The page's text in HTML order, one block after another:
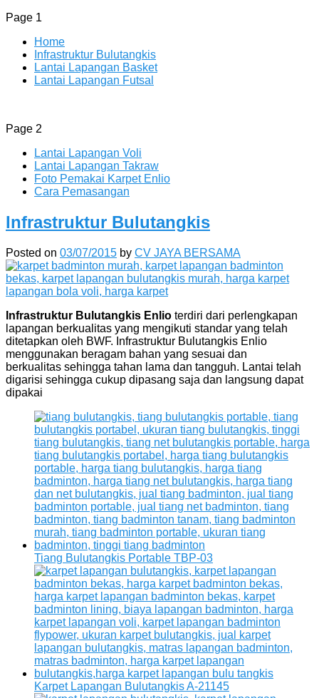
Page 1
Home
Infrastruktur Bulutangkis
Lantai Lapangan Basket
Lantai Lapangan Futsal
ENLIO INDONESIA
Menyediakan Karpet Lapangan Olahraga Yang Lengkap
Page 2
Lantai Lapangan Voli
Lantai Lapangan Takraw
Foto Pemakai Karpet Enlio
Cara Pemasangan
Infrastruktur Bulutangkis
Posted on 03/07/2015 by CV JAYA BERSAMA
Infrastruktur Bulutangkis Enlio terdiri dari perlengkapan
lapangan berkualitas yang mengikuti standar yang telah
ditetapkan oleh BWF. Infrastruktur Bulutangkis Enlio
menggunakan beragam bahan yang sesuai dan
berkualitas sehingga tahan lama dan tangguh. Lantai telah
digarisi sehingga cukup dipasang saja dan langsung dapat
dipakai
Tiang Bulutangkis Portable TBP-03
Karpet Lapangan Bulutangkis A-21145